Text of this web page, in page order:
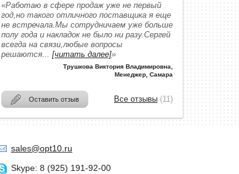
«Работаю в сфере продаж уже не первый
год,но такого отличного поставщика я еще
не встречала.Мы сотрудничаем уже больше
полу года и накладок не было ни разу.Сергей
всегда на связи,любые вопросы
решаются... [читать далее]»
Трушкова Виктория Владимировна
Менеджер, Самара
Оставить отзыв Все отзывы (11)
sales@opt10.ru
Skype: 8 (925) 191-92-00